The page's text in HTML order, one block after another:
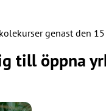
genast den
till öppna